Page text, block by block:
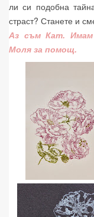
ли си подобна
страст? Станете и
Аз съм Кат. Имам
Моля за помощ.